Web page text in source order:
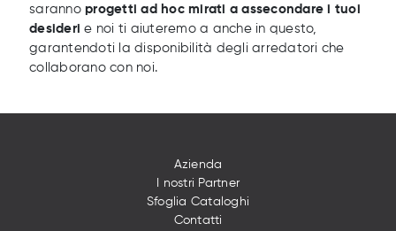
sarannoprogetti ad hoc mirati a assecondare i tuoi
desideri e noi ti aiuteremo a anche in questo,
garantendoti la disponibilità degli arredatori che
collaborano con noi.
Azienda
I nostri Partner
Sfoglia Cataloghi
Contatti